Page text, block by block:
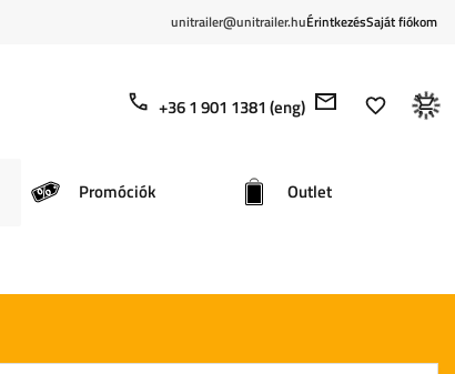
unitrailer@unitrailer.huÉrintkezésSaját fiókom
+36 1 901 1381 (eng)
Promóciók Outlet